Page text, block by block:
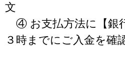
文
④ お支払方法に【銀
３時までにご入金を確